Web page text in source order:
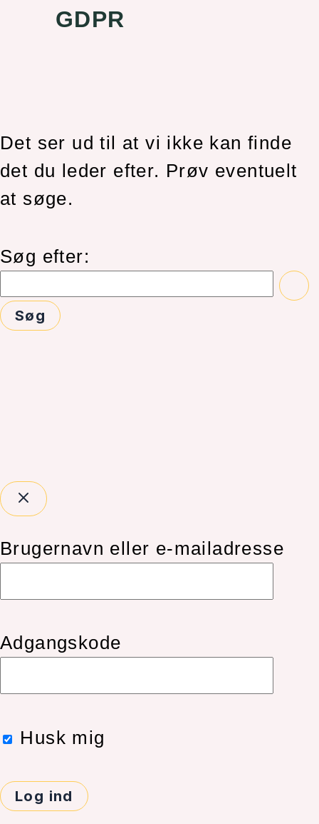
GDPR
Det ser ud til at vi ikke kan finde
det du leder efter. Prøv eventuelt
at søge.
Søg efter:
Brugernavn eller e-mailadresse
Adgangskode
Husk mig